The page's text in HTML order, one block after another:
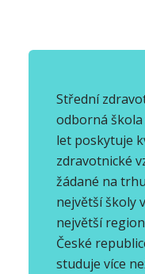
Střední
odborná škola
let poskytuje
zdravotnické
žádané na
největší školy
největší
České
studuje více